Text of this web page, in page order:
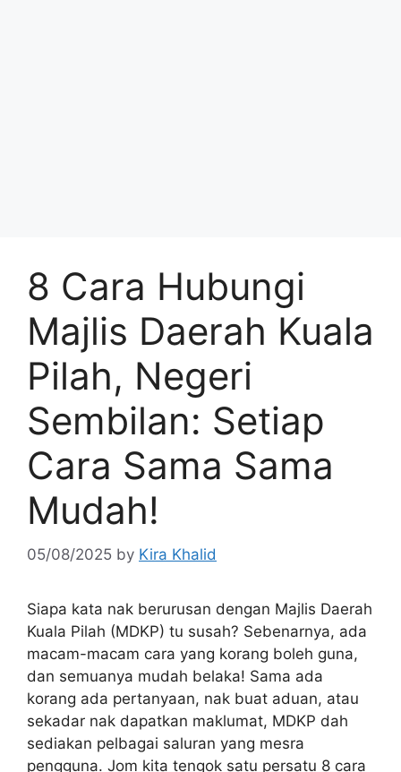
8 Cara Hubungi
Majlis Daerah Kuala
Pilah, Negeri
Sembilan: Setiap
Cara Sama Sama
Mudah!
05/08/2025 by Kira Khalid
Siapa kata nak berurusan dengan Majlis Daerah
Kuala Pilah (MDKP) tu susah? Sebenarnya, ada
macam-macam cara yang korang boleh guna,
dan semuanya mudah belaka! Sama ada
korang ada pertanyaan, nak buat aduan, atau
sekadar nak dapatkan maklumat, MDKP dah
sediakan pelbagai saluran yang mesra
pengguna. Jom kita tengok satu persatu 8 cara